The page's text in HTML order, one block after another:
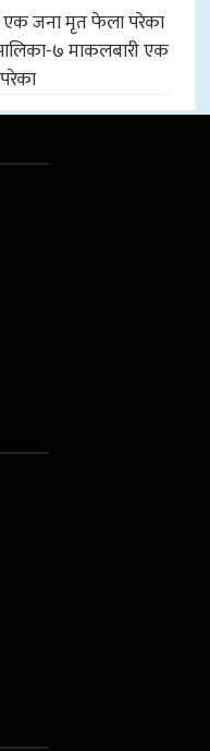
एक जना मृत फेला परेका
७ माकलबारी एक